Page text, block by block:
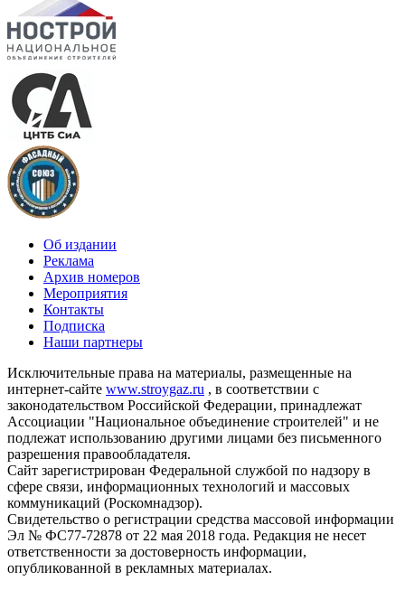
Об издании
Реклама
Архив номеров
Мероприятия
Контакты
Подписка
Наши партнеры
Исключительные права на материалы, размещенные на
интернет-сайте www.stroygaz.ru , в соответствии с
законодательством Российской Федерации, принадлежат
Ассоциации "Национальное объединение строителей" и не
подлежат использованию другими лицами без письменного
разрешения правообладателя.
Сайт зарегистрирован Федеральной службой по надзору в
сфере связи, информационных технологий и массовых
коммуникаций (Роскомнадзор).
Свидетельство о регистрации средства массовой информации
Эл № ФС77-72878 от 22 мая 2018 года. Редакция не несет
ответственности за достоверность информации,
опубликованной в рекламных материалах.